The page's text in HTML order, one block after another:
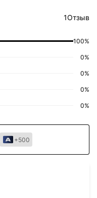
1Отзыв
100%
0%
0%
0%
0%
+500